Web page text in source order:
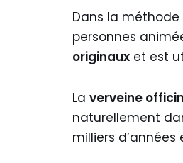
Dans la méthode
personnes
originaux et est
La verveine
naturellement
milliers